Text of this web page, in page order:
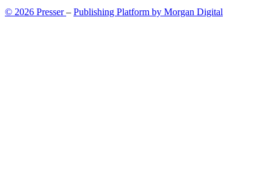
© 2026 Presser– Publishing Platform by Morgan Digital